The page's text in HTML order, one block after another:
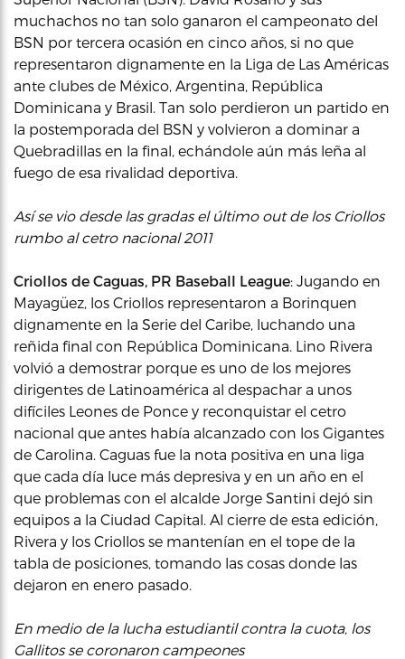
muchachos no tan solo ganaron el campeonato del
BSN por tercera ocasión en cinco años, si no que
representaron dignamente en la Liga de Las Américas
ante clubes de México, Argentina, República
Dominicana y Brasil. Tan solo perdieron un partido en
la postemporada del BSN y volvieron a dominar a
Quebradillas en la final, echándole aún más leña al
fuego de esa rivalidad deportiva.
Así se vio desde las gradas el último out de los Criollos
rumbo al cetro nacional 2011
Criollos de Caguas, PR Baseball League: Jugando en
Mayagüez, los Criollos representaron a Borinquen
dignamente en la Serie del Caribe, luchando una
reñida final con República Dominicana. Lino Rivera
volvió a demostrar porque es uno de los mejores
dirigentes de Latinoamérica al despachar a unos
difíciles Leones de Ponce y reconquistar el cetro
nacional que antes había alcanzado con los Gigantes
de Carolina. Caguas fue la nota positiva en una liga
que cada día luce más depresiva y en un año en el
que problemas con el alcalde Jorge Santini dejó sin
equipos a la Ciudad Capital. Al cierre de esta edición,
Rivera y los Criollos se mantenían en el tope de la
tabla de posiciones, tomando las cosas donde las
dejaron en enero pasado.
En medio de la lucha estudiantil contra la cuota, los
Gallitos se coronaron campeones